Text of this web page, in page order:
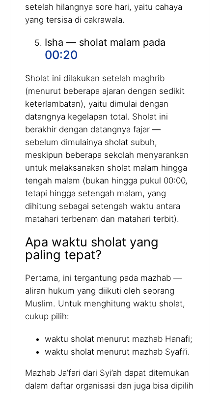
setelah hilangnya sore hari, yaitu cahaya
yang tersisa di cakrawala.
Isha — sholat malam pada
00:20
Sholat ini dilakukan setelah maghrib
(menurut beberapa ajaran dengan sedikit
keterlambatan), yaitu dimulai dengan
datangnya kegelapan total. Sholat ini
berakhir dengan datangnya fajar —
sebelum dimulainya sholat subuh,
meskipun beberapa sekolah menyarankan
untuk melaksanakan sholat malam hingga
tengah malam (bukan hingga pukul 00:00,
tetapi hingga setengah malam, yang
dihitung sebagai setengah waktu antara
matahari terbenam dan matahari terbit).
Apa waktu sholat yang
paling tepat?
Pertama, ini tergantung pada mazhab —
aliran hukum yang diikuti oleh seorang
Muslim. Untuk menghitung waktu sholat,
cukup pilih:
waktu sholat menurut mazhab Hanafi;
waktu sholat menurut mazhab Syafi’i.
Mazhab Ja’fari dari Syi’ah dapat ditemukan
dalam daftar organisasi dan juga bisa dipilih